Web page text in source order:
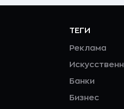
ТЕГИ
Реклама
Банки
Бизнес